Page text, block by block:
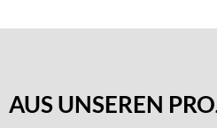
AUS UNSEREN